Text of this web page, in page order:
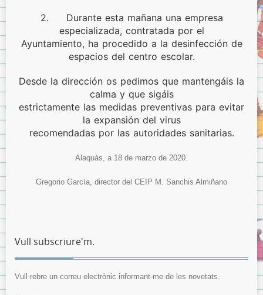
2. Durante esta mañana una empresa
especializada, contratada por el
Ayuntamiento, ha procedido a la desinfección de
espacios del centro escolar.
Desde la dirección os pedimos que mantengáis la
calma y que sigáis
estrictamente las medidas preventivas para evitar
la expansión del virus
recomendadas por las autoridades sanitarias.
Alaquàs, a 18 de marzo de 2020.
Gregorio García, director del CEIP M. Sanchis Almiñano
Vull subscriure'm.
Vull rebre un correu electrònic informant-me de les novetats.